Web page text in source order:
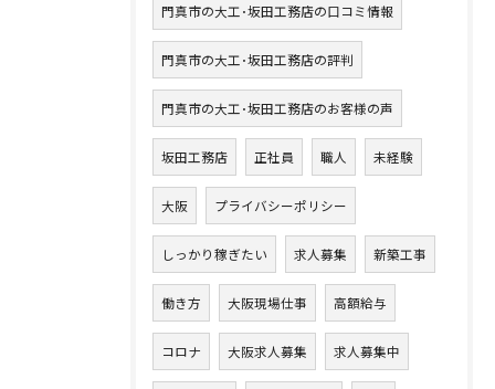
門真市の大工･坂田工務店の口コミ情報
門真市の大工･坂田工務店の評判
門真市の大工･坂田工務店のお客様の声
坂田工務店 正社員 職人 未経験
大阪 プライバシーポリシー
しっかり稼ぎたい 求人募集 新築工事
働き方 大阪現場仕事 高額給与
コロナ 大阪求人募集 求人募集中